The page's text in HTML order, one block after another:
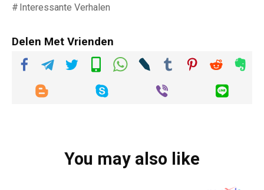
Interessante Verhalen
Delen Met Vrienden
You may also like